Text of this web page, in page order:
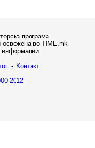
програма.
освежена во TIME.mk
информации.
- Контакт
2012